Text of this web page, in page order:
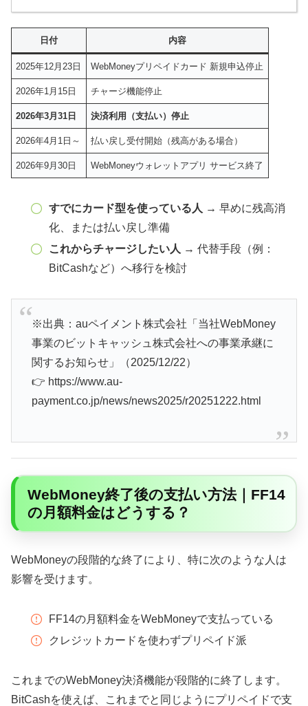
日付 内容
2025年12月23日 WebMoneyプリペイドカード 新規申込停止
2026年1月15日 チャージ機能停止
2026年3月31日 決済利用（支払い）停止
2026年4月1日～ 払い戻し受付開始（残高がある場合）
2026年9月30日 WebMoneyウォレットアプリ サービス終了
すでにカード型を使っている人 → 早めに残高消
化、または払い戻し準備
これからチャージしたい人 → 代替手段（例：
BitCashなど）へ移行を検討
※出典：auペイメント株式会社「当社WebMoney
事業のビットキャッシュ株式会社への事業承継に
関するお知らせ」（2025/12/22）
👉 https://www.au-
payment.co.jp/news/news2025/r20251222.html
WebMoney終了後の支払い方法｜FF14
の月額料金はどうする？
WebMoneyの段階的な終了により、特に次のような人は
影響を受けます。
FF14の月額料金をWebMoneyで支払っている
クレジットカードを使わずプリペイド派
これまでのWebMoney決済機能が段階的に終了します。
BitCashを使えば、これまでと同じようにプリペイドで支